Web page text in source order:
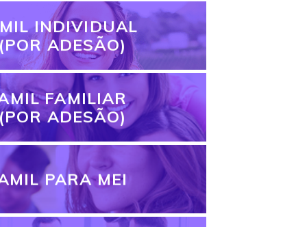
INDIVIDUAL
ADESÃO)
FAMILIAR
ADESÃO)
PARA MEI